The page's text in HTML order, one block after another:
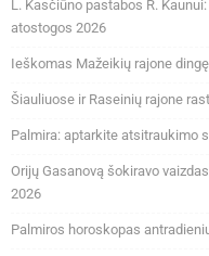
L. Kasčiūno pastabos R.
atostogos 2026
Ieškomas Mažeikių rajone
Šiauliuose ir Raseinių rajone
Palmira: aptarkite atsitraukimo
Orijų Gasanovą šokiravo
2026
Palmiros horoskopas